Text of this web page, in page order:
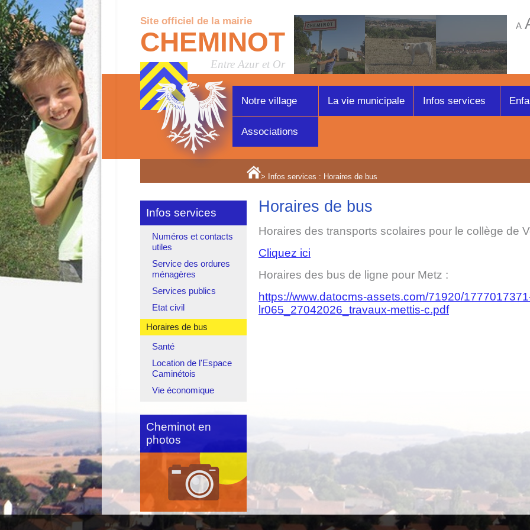
Site officiel de la mairie
CHEMINOT
Entre Azur et Or
A
Notre village La vie municipale Infos services
Associations
> Infos services : Horaires de bus
Infos services
Numéros et contacts
utiles
Service des ordures
ménagères
Services publics
Etat civil
Horaires de bus
Santé
Location de l'Espace
Caminétois
Vie économique
Cheminot en
photos
Horaires de bus
Horaires des transports scolaires pour le collège de
Cliquez ici
Horaires des bus de ligne pour Metz :
https://www.datocms-assets.com/71920/
lr065_27042026_travaux-mettis-c.pdf